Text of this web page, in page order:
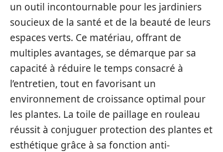
un outil incontournable pour les jardiniers
soucieux de la santé et de la beauté de leurs
espaces verts. Ce matériau, offrant de
multiples avantages, se démarque par sa
capacité à réduire le temps consacré à
l’entretien, tout en favorisant un
environnement de croissance optimal pour
les plantes. La toile de paillage en rouleau
réussit à conjuguer protection des plantes et
esthétique grâce à sa fonction anti-